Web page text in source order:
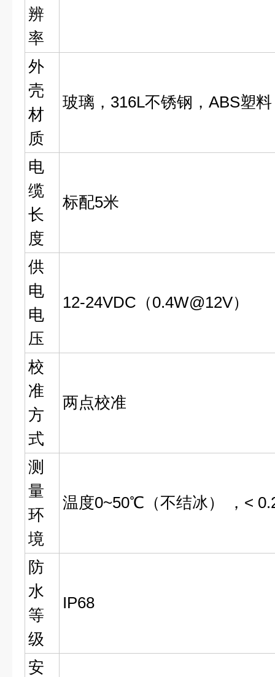
辨
率
外
壳
材
质
玻璃，316L不锈钢，ABS塑料
电
缆
长
度
标配5米
供
电
电
压
12-24VDC（0.4W@12V）
校
准
方
式
两点校准
测
量
环
境
温度0~50℃（不结冰） ，<
防
水
等
级
IP68
安